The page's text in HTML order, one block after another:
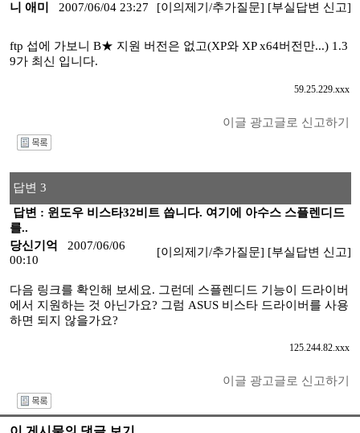
니 애미
2007/06/04 23:27 [이의제기/추가질문] [부실답변 신고]
ftp 섭에 가보니 B★ 지원 버전은 없고(XP와 XP x64버전만...) 1.3
9가 최신 입니다.
59.25.229.xxx
이글 광고글로 신고하기
답변 3
답변 : 윈도우 비스타32비트 씁니다. 여기에 아수스 스플렌디드
를..
당신기억
2007/06/06
00:10
[이의제기/추가질문] [부실답변 신고]
다음 링크를 확인해 보세요. 그런데 스플렌디드 기능이 드라이버
에서 지원하는 것 아닌가요? 그럼 ASUS 비스타 드라이버를 사용
하면 되지 않을가요?
125.244.82.xxx
이글 광고글로 신고하기